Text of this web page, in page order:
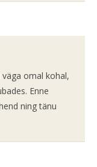
omal kohal,
Enne
ning tänu